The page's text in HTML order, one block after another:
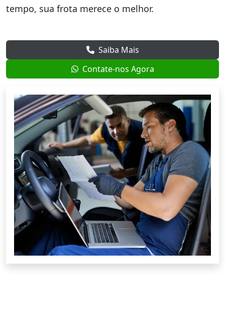
tempo, sua frota merece o melhor.
Saiba Mais
Contate-nos Agora